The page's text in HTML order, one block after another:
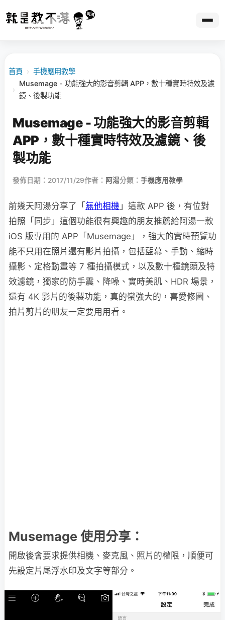
首頁 › 手機應用教學
›
Musemage - 功能強大的影音剪輯 APP，數十種實時特效及濾
鏡、後製功能
Musemage - 功能強大的影音剪輯
APP，數十種實時特效及濾鏡、後
製功能
發佈日期：2017/11/29作者： 阿湯分類： 手機應用教學
前幾天阿湯分享了「 無他相機 」這款 APP 後，有位對
拍照「同步」這個功能很有興趣的朋友推薦給阿湯一款
iOS 版專用的 APP「Musemage」，強大的實時預覽功
能不只用在照片還有影片拍攝，包括藍幕、手動、縮時
攝影、定格動畫等 7 種拍攝模式，以及數十種鏡頭及特
效濾鏡，獨家的防手震、降噪、實時美肌、HDR 場景，
還有 4K 影片的後製功能，真的蠻強大的，喜愛修圖、
拍片剪片的朋友一定要用用看。
Musemage 使用分享：
開啟後會要求提供相機、麥克風、照片的權限，順便可
先設定片尾浮水印及文字等部分。